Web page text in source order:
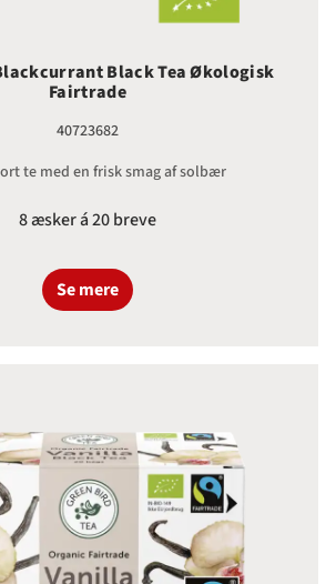
Black Tea Økologisk
Fairtrade
40723682
te med en frisk smag af solbær
8 æsker á 20 breve
Se mere